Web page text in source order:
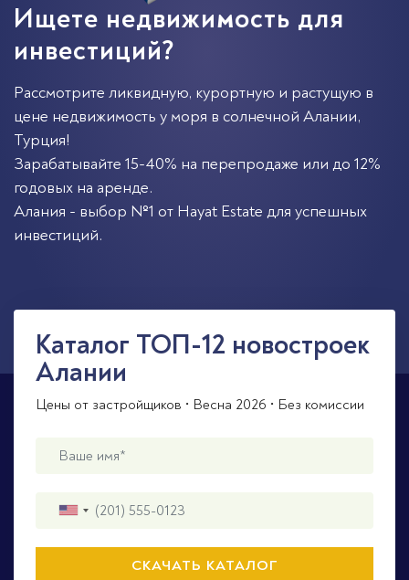
Ищете недвижимость для
инвестиций?
Рассмотрите ликвидную, курортную и растущую в
цене недвижимость у моря в солнечной Алании,
Турция!
Зарабатывайте 15-40% на перепродаже или до 12%
годовых на аренде.
Алания - выбор №1 от Hayat Estate для успешных
инвестиций.
Каталог ТОП-12 новостроек
Алании
Цены от застройщиков • Весна 2026 • Без комиссии